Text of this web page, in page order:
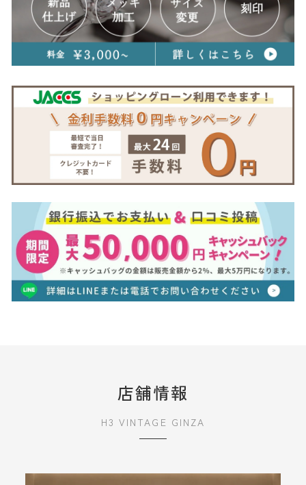
店舗情報
H3 VINTAGE GINZA